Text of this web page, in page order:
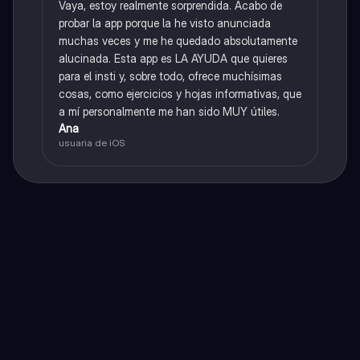
Vaya, estoy realmente sorprendida. Acabo de
probar la app porque la he visto anunciada
muchas veces y me he quedado absolutamente
alucinada. Esta app es LA AYUDA que quieres
para el insti y, sobre todo, ofrece muchísimas
cosas, como ejercicios y hojas informativas, que
a mí personalmente me han sido MUY útiles.
Ana
usuaria de iOS